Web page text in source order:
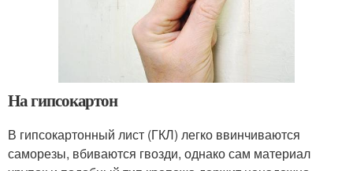
На гипсокартон
В гипсокартонный лист (ГКЛ) легко ввинчиваются
саморезы, вбиваются гвозди, однако сам материал